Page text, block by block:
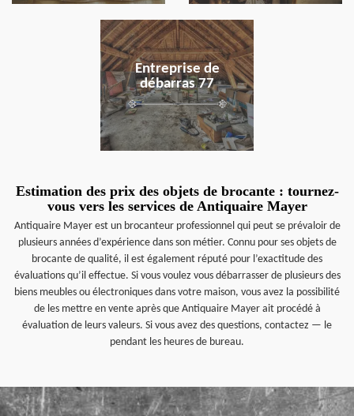
Entreprise de
débarras 77
en savoir plus
Estimation des prix des objets de brocante : tournez-
vous vers les services de Antiquaire Mayer
Antiquaire Mayer est un brocanteur professionnel qui peut se prévaloir de
plusieurs années d’expérience dans son métier. Connu pour ses objets de
brocante de qualité, il est également réputé pour l’exactitude des
évaluations qu’il effectue. Si vous voulez vous débarrasser de plusieurs des
biens meubles ou électroniques dans votre maison, vous avez la possibilité
de les mettre en vente après que Antiquaire Mayer ait procédé à
évaluation de leurs valeurs. Si vous avez des questions, contactez — le
pendant les heures de bureau.